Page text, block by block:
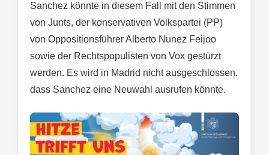
Sanchez könnte in diesem Fall mit den Stimmen
von Junts, der konservativen Volkspartei (PP)
von Oppositionsführer Alberto Nunez Feijoo
sowie der Rechtspopulisten von Vox gestürzt
werden. Es wird in Madrid nicht ausgeschlossen,
dass Sanchez eine Neuwahl ausrufen könnte.